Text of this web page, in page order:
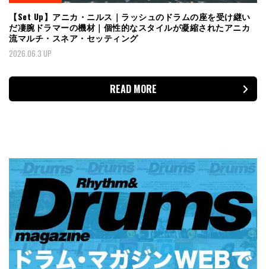
【Set Up】アニカ・ニルス｜ラッシュのドラムの座を受け継い
だ凄腕ドラマーの機材｜個性的なスタイルが凝縮されたアニカ
流マルチ・スネア・セッティング
2026.06.3 UP
READ MORE